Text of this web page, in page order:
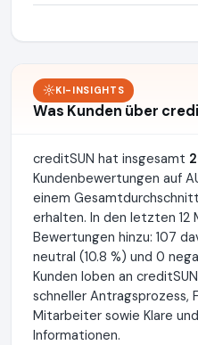
KI-INSIGHTS
Was Kunden über
creditSUN hat insgesamt
Kundenbewertungen auf
einem
erhalten. In den letzten 12
Bewertungen hinzu: 107
neutral (10.8 %) und 0
Kunden loben an
schneller Antragsprozess,
Mitarbeiter sowie Klare
Informationen.